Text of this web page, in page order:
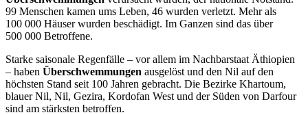
99 Menschen kamen ums Leben, 46 wurden verletzt. Mehr als
100 000 Häuser wurden beschädigt. Im Ganzen sind das über
500 000 Betroffene.
Starke saisonale Regenfälle – vor allem im Nachbarstaat Äthiopien
– haben Überschwemmungen ausgelöst und den Nil auf den
höchsten Stand seit 100 Jahren gebracht. Die Bezirke Khartoum,
blauer Nil, Nil, Gezira, Kordofan West und der Süden von Darfour
sind am stärksten betroffen.